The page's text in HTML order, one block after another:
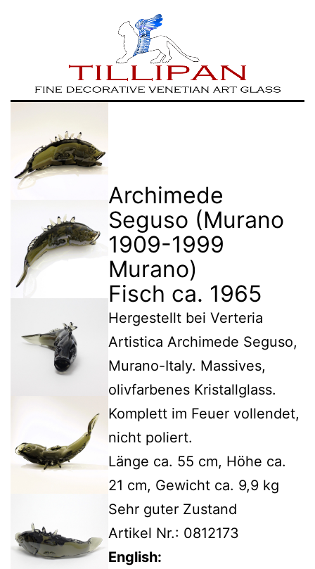
Zum
springen
TILLIPAN
Murano-
Glass
Archimede
Seguso (Murano
1909-1999
Murano)
Fisch ca. 1965
Hergestellt bei Verteria
Artistica Archimede Seguso,
Murano-Italy. Massives,
olivfarbenes Kristallglass.
Komplett im Feuer vollendet,
nicht poliert.
Länge ca. 55 cm, Höhe ca.
21 cm, Gewicht ca. 9,9 kg
Sehr guter Zustand
Artikel Nr.: 0812173
English: